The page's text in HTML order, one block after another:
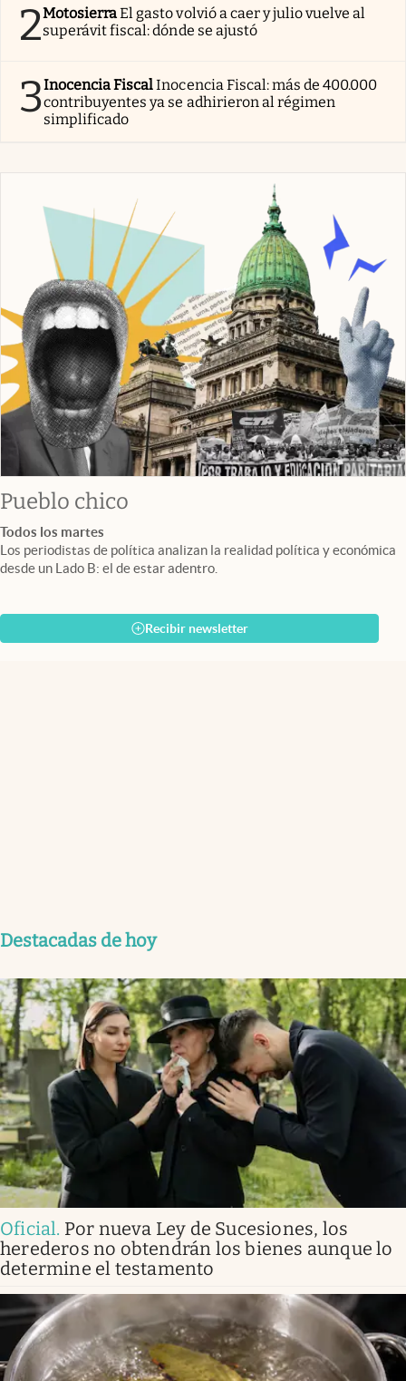
2MotosierraEl gasto volvió a caer y julio vuelve al
superávit fiscal: dónde se ajustó
3Inocencia FiscalInocencia Fiscal: más de 400.000
contribuyentes ya se adhirieron al régimen
simplificado
Pueblo chico
Todos los martes
Los periodistas de política analizan la realidad política y económica
desde un Lado B: el de estar adentro.
Recibir newsletter
Destacadas de hoy
Oficial. Por nueva Ley de Sucesiones, los
herederos no obtendrán los bienes aunque lo
determine el testamento